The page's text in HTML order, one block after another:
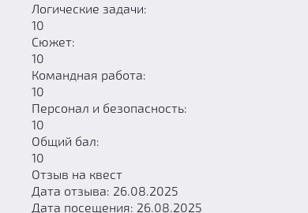
Логические задачи:
10
Сюжет:
10
Командная работа:
10
Персонал и безопасность:
10
Общий бал:
10
Отзыв на квест
Дата отзыва: 26.08.2025
Дата посещения: 26.08.2025